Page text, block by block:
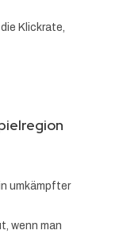
Klickrate,
umkämpfter
wenn man